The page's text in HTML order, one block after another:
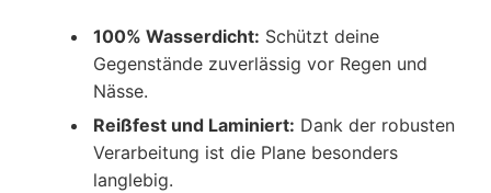
100% Wasserdicht: Schützt deine
Gegenstände zuverlässig vor Regen und
Nässe.
Reißfest und Laminiert: Dank der robusten
Verarbeitung ist die Plane besonders
langlebig.